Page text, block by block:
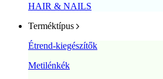
HAIR & NAILS
Terméktípus
Étrend-kiegészítők
Metilénkék